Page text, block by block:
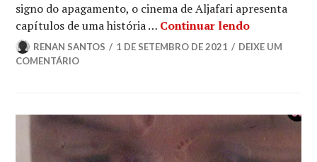
signo do apagamento, o cinema de Aljafari apresenta
capítulos de uma história … Continuar lendo10º OLHAR
RENAN SANTOS 1 DE SETEMBRO DE 2021
DEIXE UM
COMENTÁRIO